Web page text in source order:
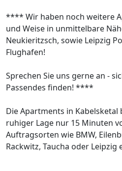
**** Wir haben noch weitere
und Weise in unmittelbare
Neukieritzsch, sowie Leipzig
Flughafen!
Sprechen Sie uns gerne an -
Passendes finden! ****
Die Apartments in
ruhiger Lage nur 15 Minuten
Auftragsorten wie BMW,
Rackwitz, Taucha oder Leipzig